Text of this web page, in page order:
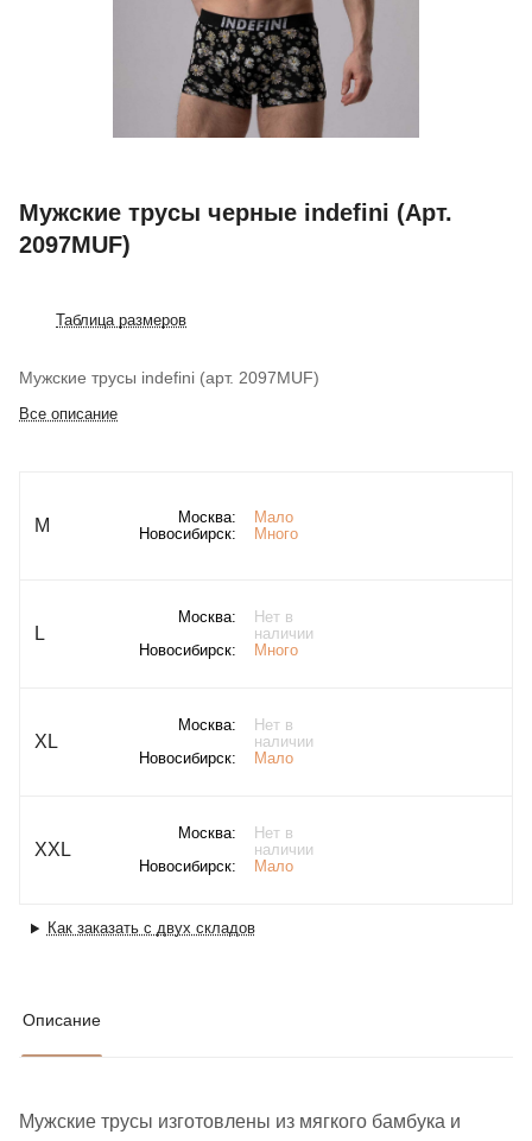
Мужские трусы черные indefini (Арт.
2097MUF)
Таблица размеров
Мужские трусы indefini (арт. 2097MUF)
Все описание
M Москва:
Мало
Новосибирск:
Много
L
Москва:
Нет в
наличии
Новосибирск:
Много
XL
Москва:
Нет в
наличии
Новосибирск:
Мало
XXL
Москва:
Нет в
наличии
Новосибирск:
Мало
Как заказать с двух складов
Описание
Мужские трусы изготовлены из мягкого бамбука и